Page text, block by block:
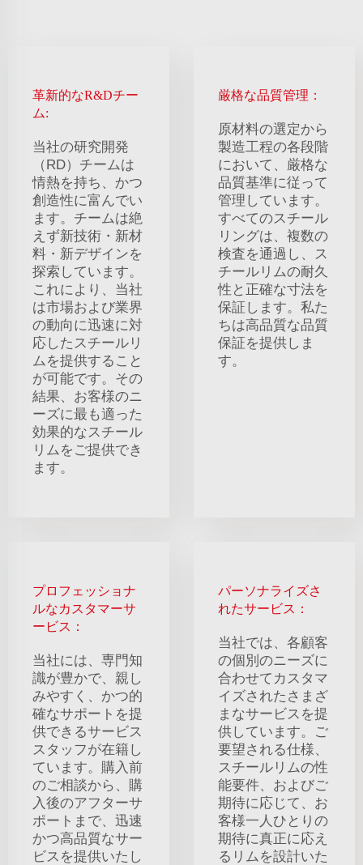
革新的なR&Dチー
ム:
当社の研究開発
（RD）チームは
情熱を持ち、かつ
創造性に富んでい
ます。チームは絶
えず新技術・新材
料・新デザインを
探索しています。
これにより、当社
は市場および業界
の動向に迅速に対
応したスチールリ
ムを提供すること
が可能です。その
結果、お客様のニ
ーズに最も適った
効果的なスチール
リムをご提供でき
ます。
厳格な品質管理：
原材料の選定から
製造工程の各段階
において、厳格な
品質基準に従って
管理しています。
すべてのスチール
リングは、複数の
検査を通過し、ス
チールリムの耐久
性と正確な寸法を
保証します。私た
ちは高品質な品質
保証を提供しま
す。
プロフェッショナ
ルなカスタマーサ
ービス：
当社には、専門知
識が豊かで、親し
みやすく、かつ的
確なサポートを提
供できるサービス
スタッフが在籍し
ています。購入前
のご相談から、購
入後のアフターサ
ポートまで、迅速
かつ高品質なサー
ビスを提供いたし
パーソナライズさ
れたサービス：
当社では、各顧客
の個別のニーズに
合わせてカスタマ
イズされたさまざ
まなサービスを提
供しています。ご
要望される仕様、
スチールリムの性
能要件、およびご
期待に応じて、お
客様一人ひとりの
期待に真正に応え
るリムを設計いた